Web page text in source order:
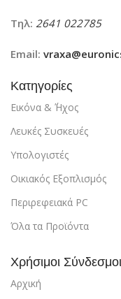
Τηλ: 2641 022785
Email:
Κατηγορίες
Εικόνα & ΄Ήχος
Λευκές Συσκευές
Υπολογιστές
Οικιακός Εξοπλισμός
Περιρεφειακά PC
Όλα τα Προϊόντα
Χρήσιμοι Σύνδεσμοι
Αρχική